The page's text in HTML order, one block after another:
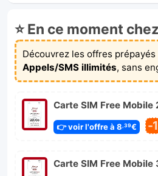
⭐ En ce moment
Découvrez les offres
Appels/SMS illimités, sans
Carte SIM Free Mobile
👉 voir l'offre à 8 ,39€ -
Carte SIM Free Mobile